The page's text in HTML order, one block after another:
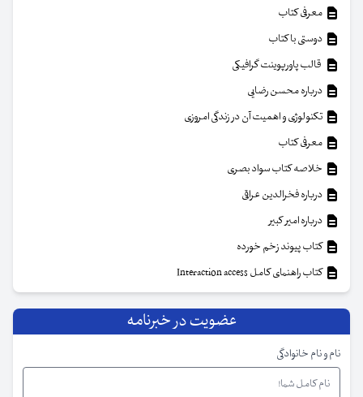
معرفی کتاب
دوستی با کتاب
قالب پاورپوینت گرافیکی
درباره محسن رضایی
تکنولوژی و اهمیت آن در زندگی امروزی
معرفی کتاب
خلاصه کتاب سواد بصری
درباره فخرالدین عراقی
درباره امیر کبیر
کتاب پیوند زخم خورده
کتاب راهنمای کامل Interaction access
عضویت در خبرنامه
نام و نام خانوادگی